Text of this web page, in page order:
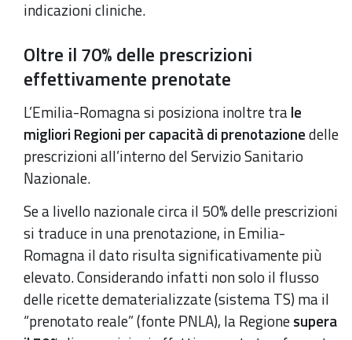
indicazioni cliniche.
Oltre il 70% delle prescrizioni
effettivamente prenotate
L’Emilia-Romagna si posiziona inoltre trale
migliori Regioni per capacità di prenotazionedelle
prescrizioni all’interno del Servizio Sanitario
Nazionale.
Se a livello nazionale circa il 50% delle prescrizioni
si traduce in una prenotazione, in Emilia-
Romagna il dato risulta significativamente più
elevato. Considerando infatti non solo il flusso
delle ricette dematerializzate (sistema TS) ma il
“prenotato reale” (fonte PNLA), la Regionesupera